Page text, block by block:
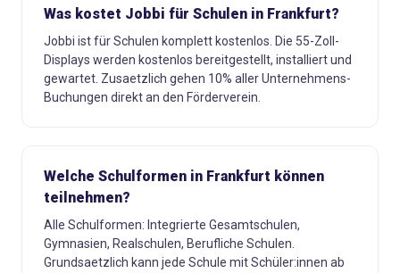
Was kostet Jobbi für Schulen in Frankfurt?
Jobbi ist für Schulen komplett kostenlos. Die 55-Zoll-
Displays werden kostenlos bereitgestellt, installiert und
gewartet. Zusaetzlich gehen 10% aller Unternehmens-
Buchungen direkt an den Förderverein.
Welche Schulformen in Frankfurt können
teilnehmen?
Alle Schulformen: Integrierte Gesamtschulen,
Gymnasien, Realschulen, Berufliche Schulen.
Grundsaetzlich kann jede Schule mit Schüler:innen ab